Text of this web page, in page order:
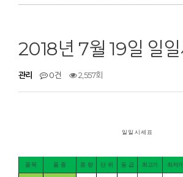
2018년 7월 19일 일
관리 0건 2,557회
일 일 시 세 표
품 목 품 종 중 량 단 위 등 급 최고가 최저가